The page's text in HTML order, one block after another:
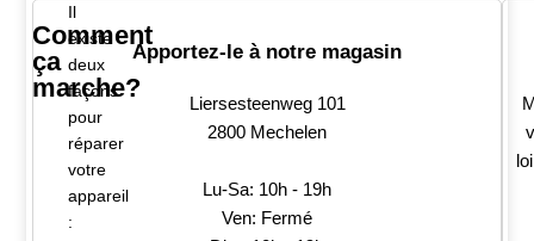
Comment
ça
marche?
Il
existe
deux
façons
pour
réparer
votre
appareil
:
Apportez-le à notre magasin
Liersesteenweg 101
2800 Mechelen
Lu-Sa: 10h - 19h
Ven: Fermé